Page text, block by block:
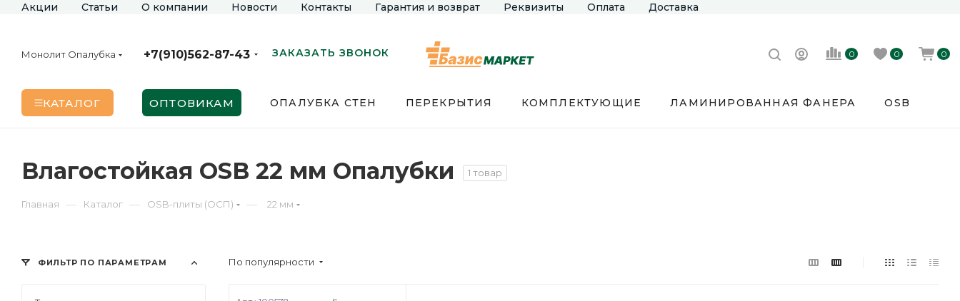
Акции Статьи О компании Новости Контакты Гарантия и возврат Реквизиты Оплата Доставка
Монолит Опалубка +7(910)562-87-43 ЗАКАЗАТЬ ЗВОНОК 0 0 0
КАТАЛОГ ОПТОВИКАМ ОПАЛУБКА СТЕН ПЕРЕКРЫТИЯ КОМПЛЕКТУЮЩИЕ ЛАМИНИРОВАННАЯ ФАНЕРА OSB
Влагостойкая OSB 22 мм Опалубки 1 товар
Главная — Каталог — OSB-плиты (ОСП) — 22 мм
По популярности
ФИЛЬТР ПО ПАРАМЕТРАМ